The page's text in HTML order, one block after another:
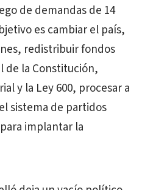
de demandas de 14
es cambiar el país,
redistribuir fondos
de la Constitución,
y la Ley 600, procesar a
sistema de partidos
implantar la